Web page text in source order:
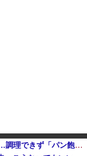
【熊本地震】避難者の食生活、改善急務…調理できず「パン飽き飽き」断水なお３万戸超